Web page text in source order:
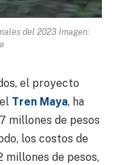
del 2023 Imagen:
el proyecto
Tren Maya, ha
millones de pesos
los costos de
millones de pesos,